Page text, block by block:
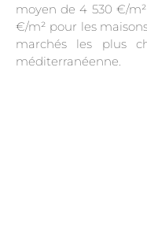
moyen de 4 530 €/
€/m² pour les
marchés les plus
méditerranéenne.